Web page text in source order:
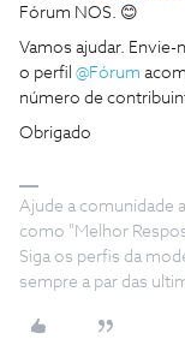
Fórum NOS. 😊
Vamos ajudar.
o perfil @Fórum
número de
Obrigado
Ajude a comunidade
como "Melhor
Siga os perfis da
sempre a par das